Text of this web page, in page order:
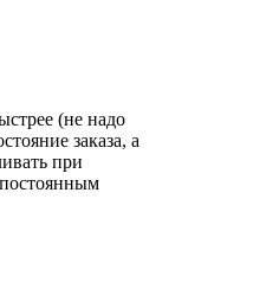
(не надо
заказа, а
при